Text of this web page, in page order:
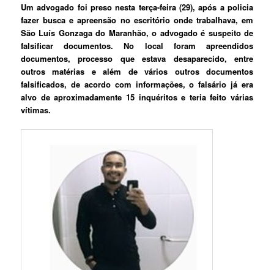
Um advogado foi preso nesta terça-feira (29), após a policia
fazer busca e apreensão no escritório onde trabalhava, em
São Luís Gonzaga do Maranhão, o advogado é suspeito de
falsificar documentos. No local foram apreendidos
documentos, processo que estava desaparecido, entre
outros matérias e além de vários outros documentos
falsificados, de acordo com informações, o falsário já era
alvo de aproximadamente 15 inquéritos e teria feito várias
vítimas.